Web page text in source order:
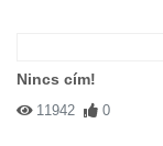
Nincs cím!
11942 0